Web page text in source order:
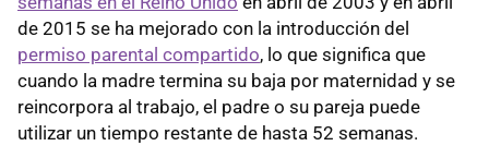
de 2015 se ha mejorado con la introducción del
permiso parental compartido, lo que significa que
cuando la madre termina su baja por maternidad y se
reincorpora al trabajo, el padre o su pareja puede
utilizar un tiempo restante de hasta 52 semanas.